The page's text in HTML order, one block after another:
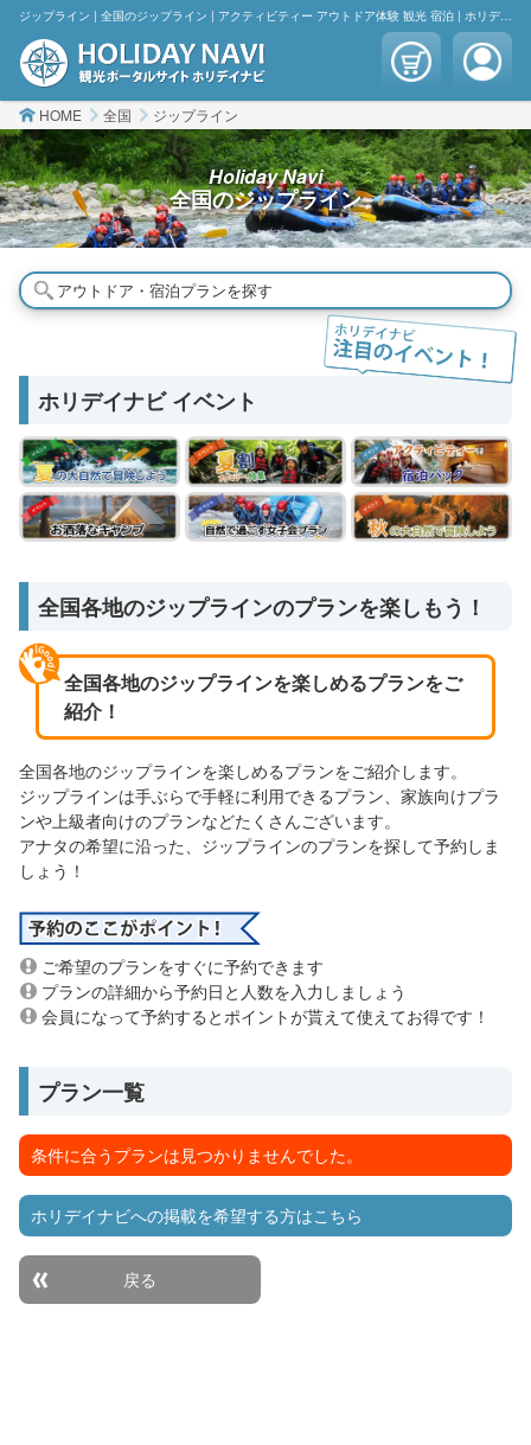
ジップライン | 全国のジップライン | アクティビティー アウトドア体験 観光 宿泊 | ホリデイナビ
HOME 全国 ジップライン
Holiday Navi
全国のジップライン
アウトドア・宿泊プランを探す
ホリデイナビ イベント
全国各地のジップラインのプランを楽しもう！
全国各地のジップラインを楽しめるプランをご
紹介！
全国各地のジップラインを楽しめるプランをご紹介します。
ジップラインは手ぶらで手軽に利用できるプラン、家族向けプラ
ンや上級者向けのプランなどたくさんございます。
アナタの希望に沿った、ジップラインのプランを探して予約しま
しょう！
ご希望のプランをすぐに予約できます
プランの詳細から予約日と人数を入力しましょう
会員になって予約するとポイントが貰えて使えてお得です！
プラン一覧
条件に合うプランは見つかりませんでした。
ホリデイナビへの掲載を希望する方はこちら
戻る